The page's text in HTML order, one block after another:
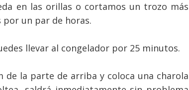
en las orillas o cortamos un trozo más
un par de horas.
llevar al congelador por 25 minutos.
la parte de arriba y coloca una charola